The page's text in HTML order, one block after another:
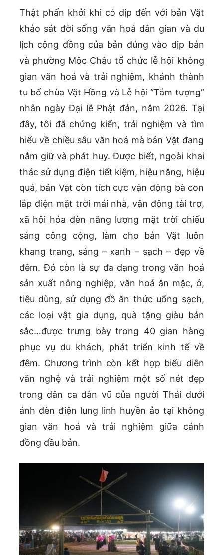
Thật phấn khởi khi có dịp đến với bản Vặt
khảo sát đời sống văn hoá dân gian và du
lịch cộng đồng của bản đúng vào dịp bản
và phường Mộc Châu tổ chức lễ hội không
gian văn hoá và trải nghiệm, khánh thành
tu bổ chùa Vặt Hồng và Lễ hội “Tắm tượng”
nhân ngày Đại lễ Phật đản, năm 2026. Tại
đây, tôi đã chứng kiến, trải nghiệm và tìm
hiểu về chiều sâu văn hoá mà bản Vặt đang
nắm giữ và phát huy. Được biết, ngoài khai
thác sử dụng điện tiết kiệm, hiệu năng, hiệu
quả, bản Vặt còn tích cực vận động bà con
lắp điện mặt trời mái nhà, vận động tài trợ,
xã hội hóa đèn năng lượng mặt trời chiếu
sáng công cộng, làm cho bản Vặt luôn
khang trang, sáng – xanh – sạch – đẹp về
đêm. Đó còn là sự đa dạng trong văn hoá
sản xuất nông nghiệp, văn hoá ăn mặc, ở,
tiêu dùng, sử dụng đồ ăn thức uống sạch,
các loại vật gia dụng, quà tặng giàu bản
sắc…được trưng bày trong 40 gian hàng
phục vụ du khách, phát triển kinh tế về
đêm. Chương trình còn kết hợp biểu diễn
văn nghệ và trải nghiệm một số nét đẹp
trong dân ca dân vũ của người Thái dưới
ánh đèn điện lung linh huyền ảo tại không
gian văn hoá và trải nghiệm giữa cánh
đồng đầu bản.